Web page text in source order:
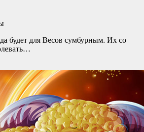
будет для Весов сумбурным. Их со